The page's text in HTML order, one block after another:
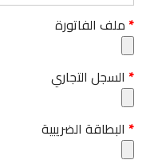
ملف الفاتورة
السجل التجاري
البطاقة الضريبية